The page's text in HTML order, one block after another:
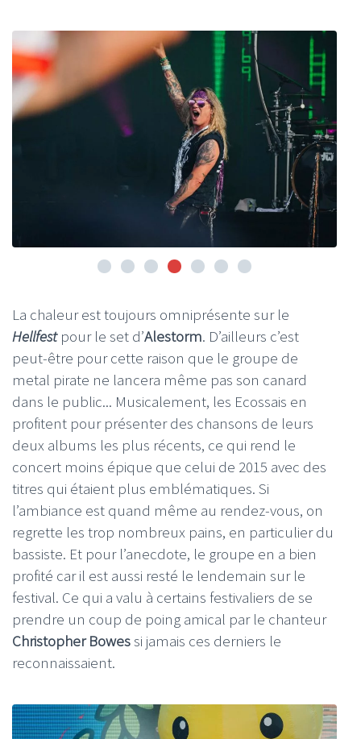
La chaleur est toujours omniprésente sur le
Hellfestpour le set d’Alestorm. D’ailleurs c’est
peut-être pour cette raison que le groupe de
metal pirate ne lancera même pas son canard
dans le public... Musicalement, les Ecossais en
profitent pour présenter des chansons de leurs
deux albums les plus récents, ce qui rend le
concert moins épique que celui de 2015 avec des
titres qui étaient plus emblématiques. Si
l’ambiance est quand même au rendez-vous, on
regrette les trop nombreux pains, en particulier du
bassiste. Et pour l’anecdote, le groupe en a bien
profité car il est aussi resté le lendemain sur le
festival. Ce qui a valu à certains festivaliers de se
prendre un coup de poing amical par le chanteur
Christopher Bowessi jamais ces derniers le
reconnaissaient.